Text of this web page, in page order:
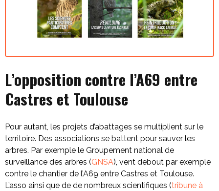
L’opposition contre l’A69 entre
Castres et Toulouse
Pour autant, les projets d’abattages se multiplient sur le
territoire. Des associations se battent pour sauver les
arbres. Par exemple le Groupement national de
surveillance des arbres (GNSA), vent debout par exemple
contre le chantier de l’A69 entre Castres et Toulouse.
L’asso ainsi que de de nombreux scientifiques (tribune à